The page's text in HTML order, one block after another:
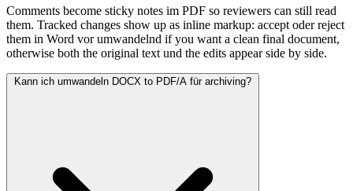
Comments become sticky notes im PDF so reviewers can still read
them. Tracked changes show up as inline markup: accept oder reject
them in Word vor umwandelnd if you want a clean final document,
otherwise both the original text und the edits appear side by side.
Kann ich umwandeln DOCX to PDF/A für archiving?